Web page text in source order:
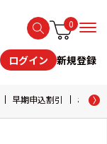
0
ログイン 新規登録
早期申込割引 おため